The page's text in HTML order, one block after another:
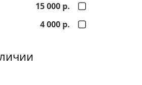
15 000 р.
4 000 р.